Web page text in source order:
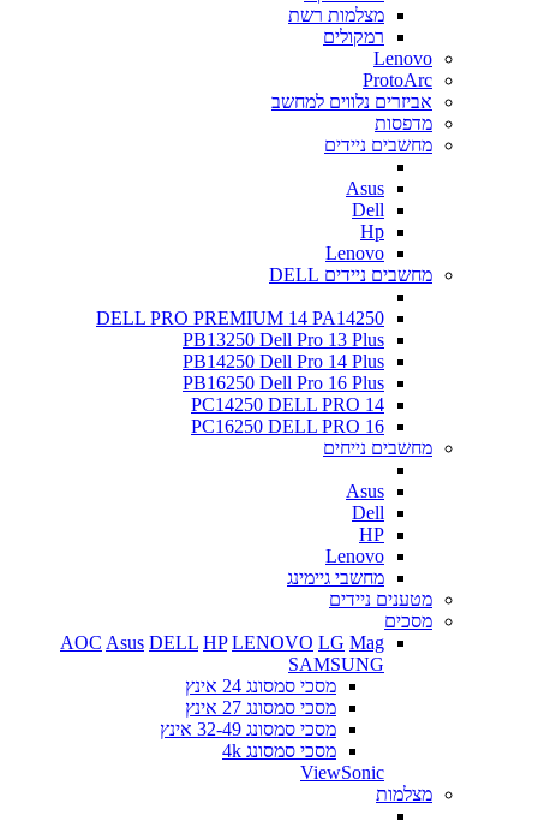
מצלמות רשת
רמקולים
Lenovo
ProtoArc
אביזרים נלווים למחשב
מדפסות
מחשבים ניידים
Asus
Dell
Hp
Lenovo
מחשבים ניידים DELL
DELL PRO PREMIUM 14 PA14250
PB13250 Dell Pro 13 Plus
PB14250 Dell Pro 14 Plus
PB16250 Dell Pro 16 Plus
PC14250 DELL PRO 14
PC16250 DELL PRO 16
מחשבים נייחים
Asus
Dell
HP
Lenovo
מחשבי גיימינג
מטענים ניידים
מסכים
AOC Asus DELL HP LENOVO LG Mag
SAMSUNG
מסכי סמסונג 24 אינץ
מסכי סמסונג 27 אינץ
מסכי סמסונג 32-49 אינץ
מסכי סמסונג 4k
ViewSonic
מצלמות